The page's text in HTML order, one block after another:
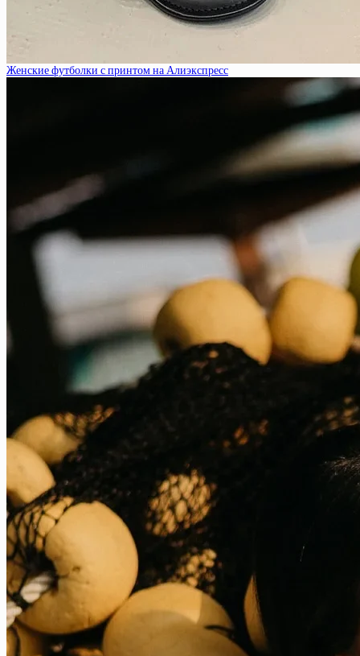
Женские футболки с принтом на Алиэкспресс